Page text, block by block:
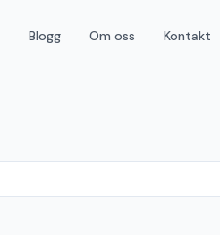
Blogg Om oss Kontakt